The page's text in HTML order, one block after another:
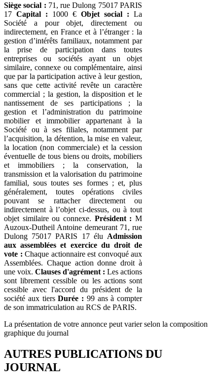
Siège social : 71, rue Dulong 75017 PARIS
17 Capital : 1000 € Objet social : La
Société a pour objet, directement ou
indirectement, en France et à l’étranger : la
gestion d’intérêts familiaux, notamment par
la prise de participation dans toutes
entreprises ou sociétés ayant un objet
similaire, connexe ou complémentaire, ainsi
que par la participation active à leur gestion,
sans que cette activité revête un caractère
commercial ; la gestion, la disposition et le
nantissement de ses participations ; la
gestion et l’administration du patrimoine
mobilier et immobilier appartenant à la
Société ou à ses filiales, notamment par
l’acquisition, la détention, la mise en valeur,
la location (non commerciale) et la cession
éventuelle de tous biens ou droits, mobiliers
et immobiliers ; la conservation, la
transmission et la valorisation du patrimoine
familial, sous toutes ses formes ; et, plus
généralement, toutes opérations civiles
pouvant se rattacher directement ou
indirectement à l’objet ci-dessus, ou à tout
objet similaire ou connexe. Président : M
Auzoux-Dutheil Antoine demeurant 71, rue
Dulong 75017 PARIS 17 élu Admission
aux assemblées et exercice du droit de
vote : Chaque actionnaire est convoqué aux
Assemblées. Chaque action donne droit à
une voix. Clauses d'agrément : Les actions
sont librement cessible ou les actions sont
cessible avec l'accord du président de la
société aux tiersDurée : 99 ans à compter
de son immatriculation au RCS de PARIS.
La présentation de votre annonce peut varier selon la composition
graphique du journal
AUTRES PUBLICATIONS DU
JOURNAL